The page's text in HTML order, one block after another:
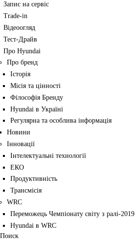
Запис на сервіс
Trade-in
Відеоогляд
Тест-Драйв
Про Hyundai
Про бренд
Історія
Місія та цінності
Філософія Бренду
Hyundai в Україні
Регулярна та особлива інформація
Новини
Інновації
Інтелектуальні технології
ЕКО
Продуктивність
Трансмісія
WRC
Переможець Чемпіонату світу з ралі-2019
Hyundai в WRC
Поиск